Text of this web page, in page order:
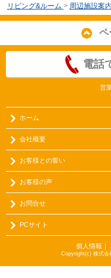
リビング&ルーム > 周辺施設案内
ペ
電話
営
ホーム
会社概要
お客様との誓い
お客様の声
お問合せ
PCサイト
個人情報
Copyright(c) 株式会